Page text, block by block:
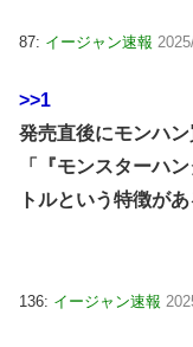
87: イージャン速報
>>1
発売直後にモンハ
「『モンスターハ
トルという特徴があ
136: イージャン速報